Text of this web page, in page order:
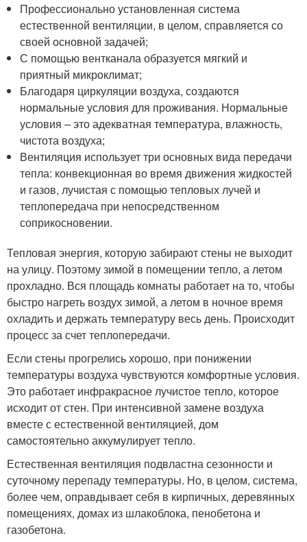
Профессионально установленная система
естественной вентиляции, в целом, справляется со
своей основной задачей;
С помощью вентканала образуется мягкий и
приятный микроклимат;
Благодаря циркуляции воздуха, создаются
нормальные условия для проживания. Нормальные
условия – это адекватная температура, влажность,
чистота воздуха;
Вентиляция использует три основных вида передачи
тепла: конвекционная во время движения жидкостей
и газов, лучистая с помощью тепловых лучей и
теплопередача при непосредственном
соприкосновении.
Тепловая энергия, которую забирают стены не выходит
на улицу. Поэтому зимой в помещении тепло, а летом
прохладно. Вся площадь комнаты работает на то, чтобы
быстро нагреть воздух зимой, а летом в ночное время
охладить и держать температуру весь день. Происходит
процесс за счет теплопередачи.
Если стены прогрелись хорошо, при понижении
температуры воздуха чувствуются комфортные условия.
Это работает инфракрасное лучистое тепло, которое
исходит от стен. При интенсивной замене воздуха
вместе с естественной вентиляцией, дом
самостоятельно аккумулирует тепло.
Естественная вентиляция подвластна сезонности и
суточному перепаду температуры. Но, в целом, система,
более чем, оправдывает себя в кирпичных, деревянных
помещениях, домах из шлакоблока, пенобетона и
газобетона.